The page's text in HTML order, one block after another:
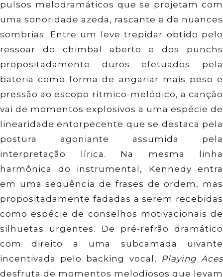
pulsos melodramáticos que se projetam com
uma sonoridade azeda, rascante e de nuances
sombrias. Entre um leve trepidar obtido pelo
ressoar do chimbal aberto e dos punchs
propositadamente duros efetuados pela
bateria como forma de angariar mais peso e
pressão ao escopo rítmico-melódico, a canção
vai de momentos explosivos a uma espécie de
linearidade entorpecente que se destaca pela
postura agoniante assumida pela
interpretação lírica. Na mesma linha
harmônica do instrumental, Kennedy entra
em uma sequência de frases de ordem, mas
propositadamente fadadas a serem recebidas
como espécie de conselhos motivacionais de
silhuetas urgentes. De pré-refrão dramático
com direito a uma subcamada uivante
incentivada pelo backing vocal,
Playing Aces
desfruta de momentos melodiosos que levam